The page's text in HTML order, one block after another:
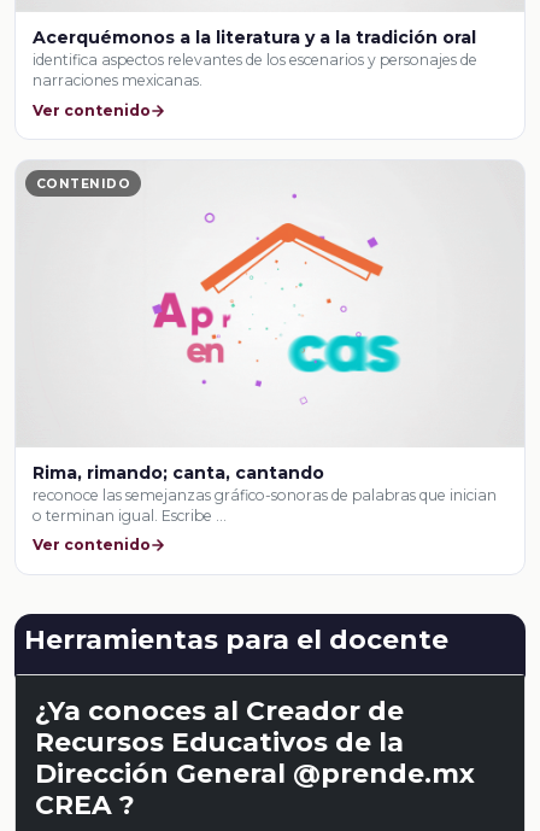
Acerquémonos a la literatura y a la tradición oral
identifica aspectos relevantes de los escenarios y personajes de
narraciones mexicanas.
Ver contenido
CONTENIDO
Rima, rimando; canta, cantando
reconoce las semejanzas gráfico-sonoras de palabras que inician
o terminan igual. Escribe …
Ver contenido
Herramientas para el docente
¿Ya conoces al Creador de
Recursos Educativos de la
Dirección General @prende.mx
CREA ?